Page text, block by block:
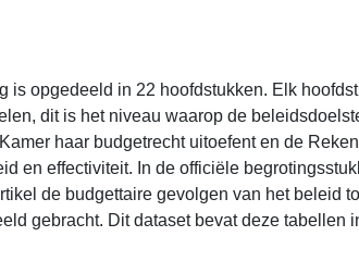
is opgedeeld in 22 hoofdstukken. Elk
dit is het niveau waarop de
haar budgetrecht uitoefent en de
en effectiviteit. In de officiële
de budgettaire gevolgen van het beleid
gebracht. Dit dataset bevat deze tabellen